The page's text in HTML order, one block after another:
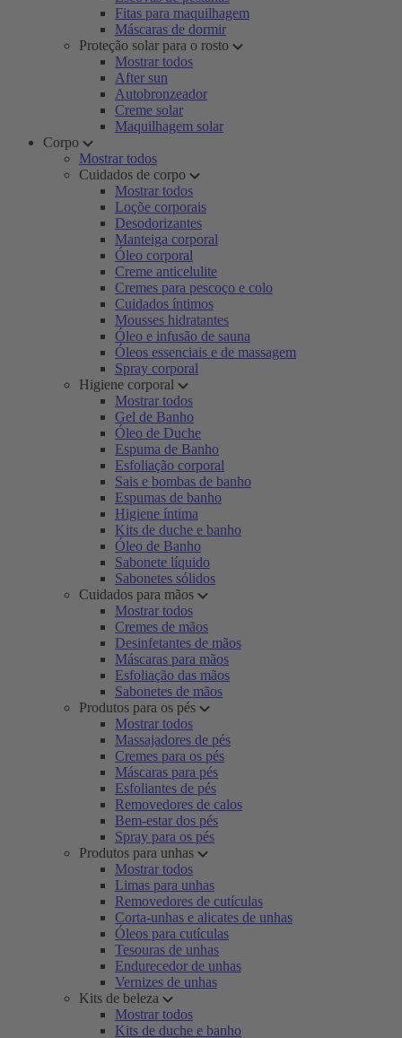
Fitas para maquilhagem
Máscaras de dormir
Proteção solar para o rosto
Mostrar todos
After sun
Autobronzeador
Creme solar
Maquilhagem solar
Corpo
Mostrar todos
Cuidados de corpo
Mostrar todos
Loçõe corporais
Desodorizantes
Manteiga corporal
Óleo corporal
Creme anticelulite
Cremes para pescoço e colo
Cuidados íntimos
Mousses hidratantes
Óleo e infusão de sauna
Óleos essenciais e de massagem
Spray corporal
Higiene corporal
Mostrar todos
Gel de Banho
Óleo de Duche
Espuma de Banho
Esfoliação corporal
Sais e bombas de banho
Espumas de banho
Higiene íntima
Kits de duche e banho
Óleo de Banho
Sabonete líquido
Sabonetes sólidos
Cuidados para mãos
Mostrar todos
Cremes de mãos
Desinfetantes de mãos
Máscaras para mãos
Esfoliação das mãos
Sabonetes de mãos
Produtos para os pés
Mostrar todos
Massajadores de pés
Cremes para os pés
Máscaras para pés
Esfoliantes de pés
Removedores de calos
Bem-estar dos pés
Spray para os pés
Produtos para unhas
Mostrar todos
Limas para unhas
Removedores de cutículas
Corta-unhas e alicates de unhas
Óleos para cutículas
Tesouras de unhas
Endurecedor de unhas
Vernizes de unhas
Kits de beleza
Mostrar todos
Kits de duche e banho